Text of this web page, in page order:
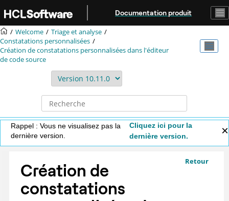
Aller au contenu principal
Documentation produit
Welcome
Triage et analyse
Constatations personnalisées
Création de constatations personnalisées dans l'éditeur
de code source
Rappel : Vous ne visualisez pas la
dernière version.
Cliquez ici pour la
dernière version.
Retour
Création de
constatations